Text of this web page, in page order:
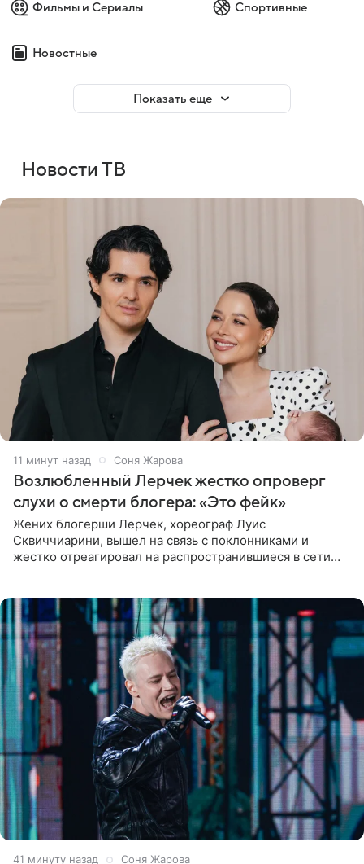
Фильмы и Сериалы Спортивные
Новостные
Показать еще
Новости ТВ
11 минут назад Соня Жарова
Возлюбленный Лерчек жестко опроверг
слухи о смерти блогера: «Это фейк»
Жених блогерши Лерчек, хореограф Луис
Сквиччиарини, вышел на связь с поклонниками и
жестко отреагировал на распространившиеся в сети
41 минуту назад Соня Жарова